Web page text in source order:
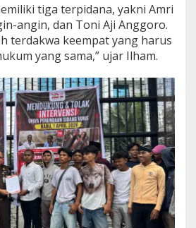
tiga terpidana, yakni Amri
angin, dan Toni Aji Anggoro.
terdakwa keempat yang harus
yang sama,” ujar Ilham.